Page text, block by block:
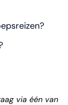
via één van